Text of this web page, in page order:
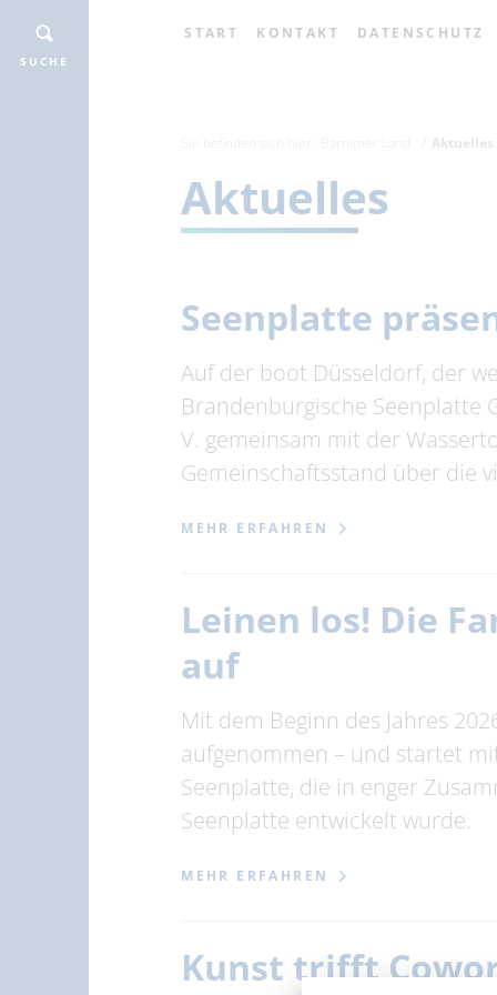
START KONTAKT DATENSCHUTZ
SUCHE
Aktuelles
Aktuelles
Seenplatte
Auf der boot Düsseldorf, der
Brandenburgische Seenplatte
V. gemeinsam mit der
Gemeinschaftsstand über die
MEHR ERFAHREN
Leinen los! Die
auf
Mit dem Beginn des Jahres
aufgenommen – und startet
Seenplatte, die in enger
Seenplatte entwickelt wurde.
MEHR ERFAHREN
Kunst trifft